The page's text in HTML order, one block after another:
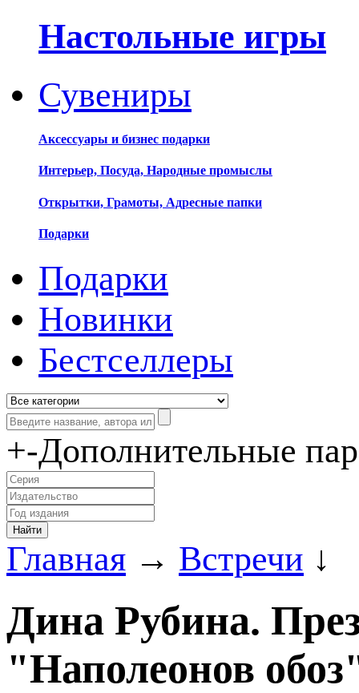
Настольные игры
Сувениры
Аксессуары и бизнес подарки
Интерьер, Посуда, Народные промыслы
Открытки, Грамоты, Адресные папки
Подарки
Подарки
Новинки
Бестселлеры
+-Дополнительные
Главная → Встречи ↓
Дина Рубина.
"Наполеонов